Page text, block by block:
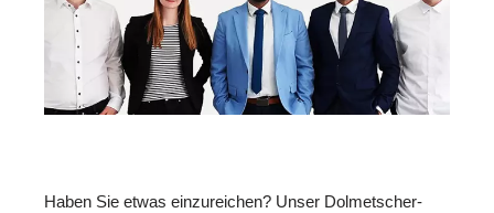
Haben Sie etwas einzureichen? Unser Dolmetscher-